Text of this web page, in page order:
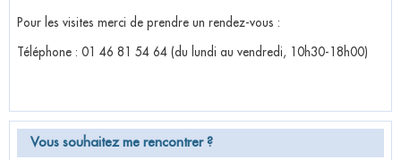
Pour les visites merci de prendre un rendez-vous :
Téléphone : 01 46 81 54 64 (du lundi au vendredi, 10h30-18h00)
Vous souhaitez me rencontrer ?